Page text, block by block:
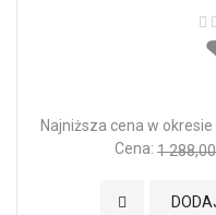
Najniższa cena w
Cena: 1
Dodaj do